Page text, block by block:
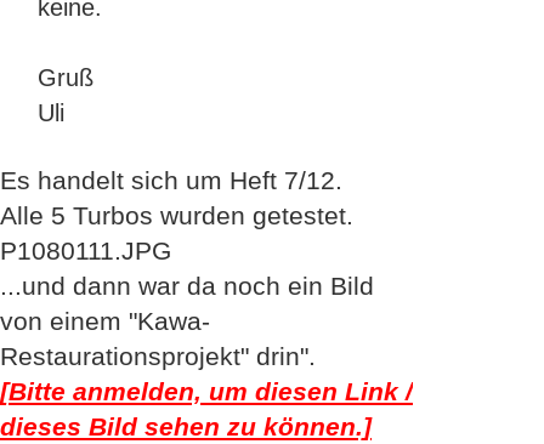
keine.
Gruß
Uli
Es handelt sich um Heft 7/12.
Alle 5 Turbos wurden getestet.
P1080111.JPG
...und dann war da noch ein Bild
von einem "Kawa-
Restaurationsprojekt" drin".
[Bitte anmelden, um diesen Link /
dieses Bild sehen zu können.]